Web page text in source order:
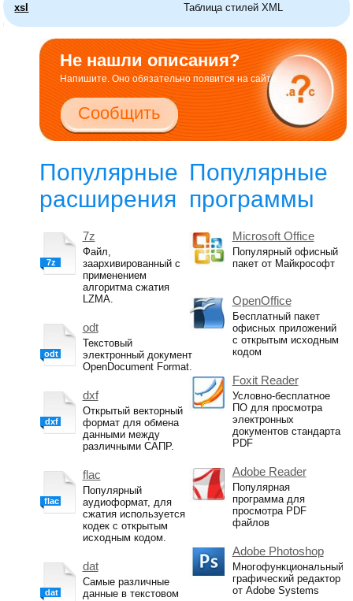
xsl Таблица стилей XML
Не нашли описания?
Напишите. Оно обязательно появится на сайте.
Сообщить
Популярные
расширения
7z
7z
Файл,
заархивированный с
применением
алгоритма сжатия
LZMA.
odt
odt
Текстовый
электронный документ
OpenDocument Format.
dxf
dxf
Открытый векторный
формат для обмена
данными между
различными САПР.
flac
flac
Популярный
аудиоформат, для
сжатия используется
кодек с открытым
исходным кодом.
dat
dat
Самые различные
данные в текстовом
Популярные
программы
Microsoft Office
Популярный офисный
пакет от Майкрософт
OpenOffice
Бесплатный пакет
офисных приложений
с открытым исходным
кодом
Foxit Reader
Условно-бесплатное
ПО для просмотра
электронных
документов стандарта
PDF
Adobe Reader
Популярная
программа для
просмотра PDF
файлов
Adobe Photoshop
Многофункциональный
графический редактор
от Adobe Systems